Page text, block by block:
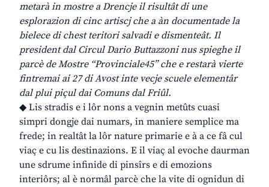
metarà in mostre a Drencje il risultât di une
esplorazion di cinc artiscj che a àn documentade la
bielece di chest teritori salvadi e dismenteât. Il
president dal Circul Dario Buttazzoni nus spieghe il
parcè de Mostre “Provinciale45” che e restarà vierte
fintremai ai 27 di Avost inte vecje scuele elementâr
dal plui piçul dai Comuns dal Friûl.
◆ Lis stradis e i lôr nons a vegnin metûts cuasi
simpri dongje dai numars, in maniere semplice ma
frede; in realtât la lôr nature primarie e à a ce fâ cul
viaç e cu lis destinazions. E il viaç al evoche daurman
une sdrume infinide di pinsîrs e di emozions
interiôrs; al è normâl parcè che la vite di ognidun di